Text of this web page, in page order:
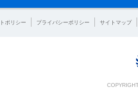
ポリシー プライバシーポリシー サイトマップ